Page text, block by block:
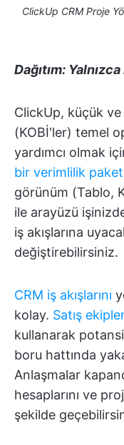
ClickUp CRM Proje
Dağıtım:
ClickUp, küçük
(KOBİ'ler) temel
yardımcı olmak
bir verimlilik
görünüm (Tablo,
ile arayüzü
iş akışlarına
değiştirebilirsiniz.
CRM iş akışlarını
kolay. Satış
kullanarak
boru hattında
Anlaşmalar
hesaplarını ve
şekilde